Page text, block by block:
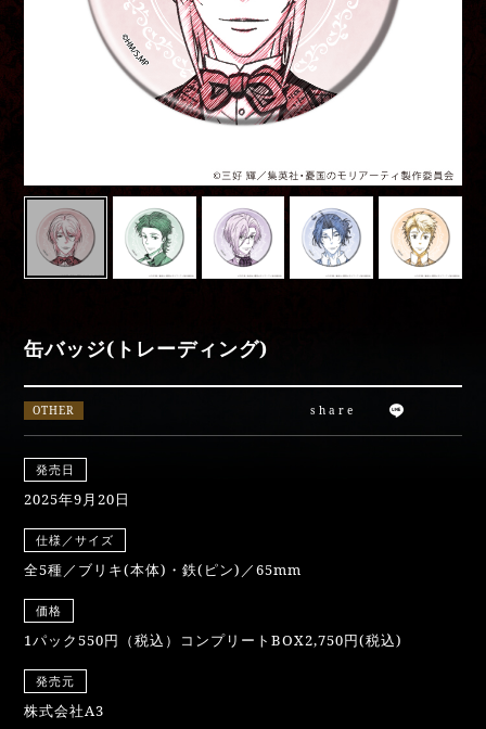
Movies
Special
缶バッジ(トレーディング)
OTHER share
発売日
2025年9月20日
仕様／サイズ
全5種／ブリキ(本体)・鉄(ピン)／65mm
価格
1パック550円（税込）コンプリートBOX2,750円(税込)
発売元
株式会社A3